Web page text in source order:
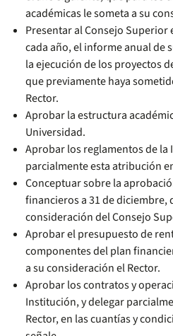
académicas le someta a su
Presentar al Consejo Superior
cada año, el informe anual de
la ejecución de los proyectos
que previamente haya
Rector.
Aprobar la estructura
Universidad.
Aprobar los reglamentos de la
parcialmente esta atribución
Conceptuar sobre la
financieros a 31 de diciembre,
consideración del Consejo
Aprobar el presupuesto de
componentes del plan
a su consideración el Rector.
Aprobar los contratos y
Institución, y delegar
Rector, en las cuantías y